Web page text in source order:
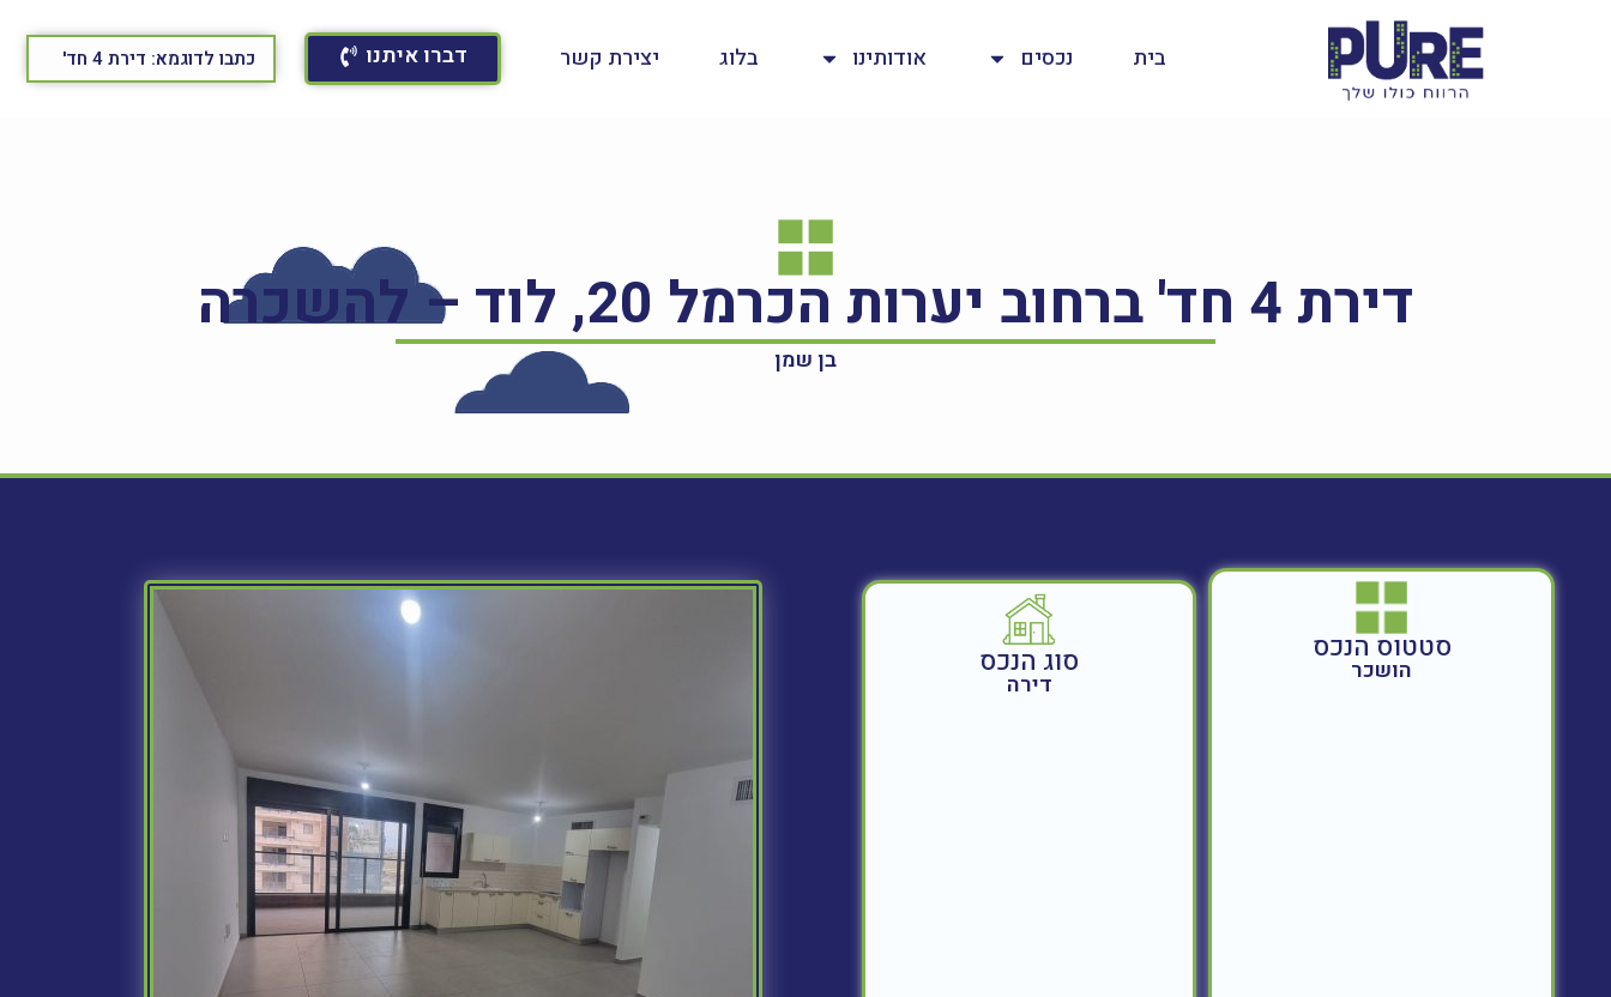
בית נכסים אודותינו בלוג יצירת קשר דברו איתנו
דירת 4 חד' ברחוב יערות הכרמל 20, לוד – להשכרה
בן שמן
סטטוס הנכס
הושכר סוג הנכס
דירה